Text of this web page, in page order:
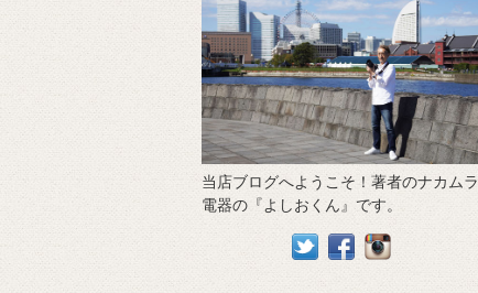
当店ブログへようこそ！著者のナカムラ
電器の『よしおくん』です。